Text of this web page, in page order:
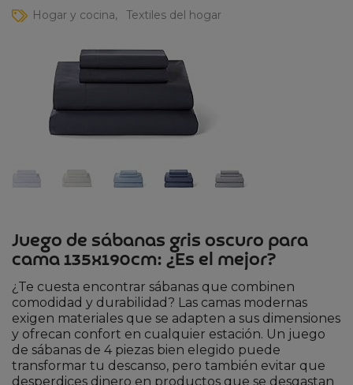
Hogar y cocina
Textiles del hogar
Juego de sábanas gris oscuro para
cama 135x190cm: ¿Es el mejor?
¿Te cuesta encontrar sábanas que combinen
comodidad y durabilidad? Las camas modernas
exigen materiales que se adapten a sus dimensiones
y ofrecan confort en cualquier estación. Un juego
de sábanas de 4 piezas bien elegido puede
transformar tu descanso, pero también evitar que
desperdices dinero en productos que se desgastan